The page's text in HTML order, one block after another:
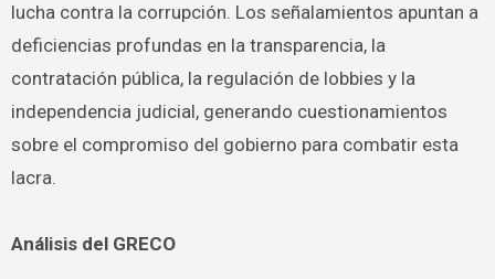
lucha contra la corrupción. Los señalamientos apuntan a
deficiencias profundas en la transparencia, la
contratación pública, la regulación de lobbies y la
independencia judicial, generando cuestionamientos
sobre el compromiso del gobierno para combatir esta
lacra.
Análisis del GRECO